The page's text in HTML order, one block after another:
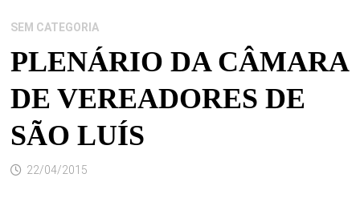
SEM CATEGORIA
PLENÁRIO DA CÂMARA
DE VEREADORES DE
SÃO LUÍS
22/04/2015